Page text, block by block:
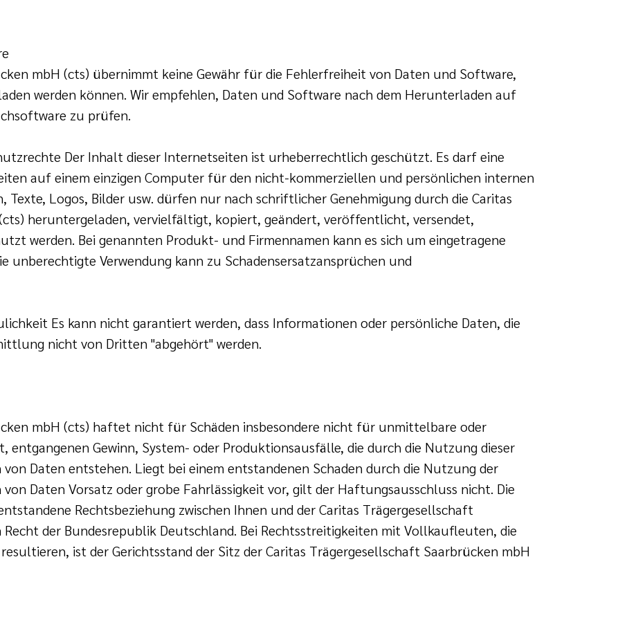
mbH (cts) übernimmt keine Gewähr für die Fehlerfreiheit von Daten und Software,
werden können. Wir empfehlen, Daten und Software nach dem Herunterladen auf
zu prüfen.
Der Inhalt dieser Internetseiten ist urheberrechtlich geschützt. Es darf eine
auf einem einzigen Computer für den nicht-kommerziellen und persönlichen internen
Texte, Logos, Bilder usw. dürfen nur nach schriftlicher Genehmigung durch die Caritas
heruntergeladen, vervielfältigt, kopiert, geändert, veröffentlicht, versendet,
werden. Bei genannten Produkt- und Firmennamen kann es sich um eingetragene
unberechtigte Verwendung kann zu Schadensersatzansprüchen und
Es kann nicht garantiert werden, dass Informationen oder persönliche Daten, die
nicht von Dritten "abgehört" werden.
mbH (cts) haftet nicht für Schäden insbesondere nicht für unmittelbare oder
Gewinn, System- oder Produktionsausfälle, die durch die Nutzung dieser
Daten entstehen. Liegt bei einem entstandenen Schaden durch die Nutzung der
Daten Vorsatz oder grobe Fahrlässigkeit vor, gilt der Haftungsausschluss nicht. Die
Rechtsbeziehung zwischen Ihnen und der Caritas Trägergesellschaft
der Bundesrepublik Deutschland. Bei Rechtsstreitigkeiten mit Vollkaufleuten, die
ist der Gerichtsstand der Sitz der Caritas Trägergesellschaft Saarbrücken mbH